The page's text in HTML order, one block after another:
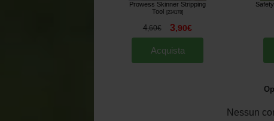
Prowess Skinner Stripping
Tool
234178]
4,60€ 3,90€
Acquista
Nessun